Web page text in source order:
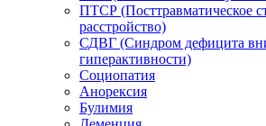
ПТСР (Посттравматическое
расстройство)
СДВГ (Синдром дефицита
гиперактивности)
Социопатия
Анорексия
Булимия